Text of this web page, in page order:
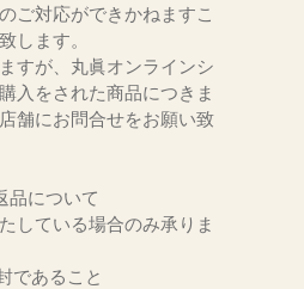
ご対応ができかねますこ
します。
すが、丸眞オンラインシ
入をされた商品につきま
舗にお問合せをお願い致
品について
している場合のみ承りま
であること